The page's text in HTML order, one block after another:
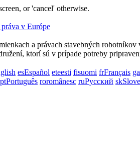
or 'cancel' otherwise.
a právach stavebných
ktorí sú v prípade potreby
esEspañol eteesti fisuomi frFrançais ga
ptPortuguês roromânesc ruРусский sk